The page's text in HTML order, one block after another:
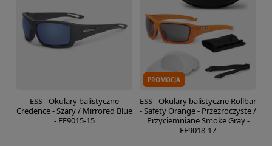
ESS - Okulary balistyczne
Credence - Szary / Mirrored Blue
- EE9015-15
PROMOCJA
ESS - Okulary balistyczne Rollbar
- Safety Orange - Przezroczyste /
Przyciemniane Smoke Gray -
EE9018-17